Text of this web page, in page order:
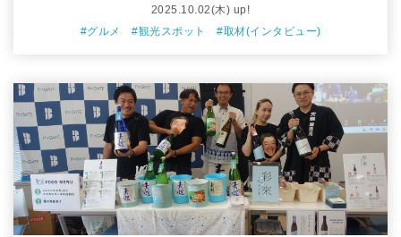
2025.10.02(木) up!
#グルメ
#観光スポット #取材(インタビュー)